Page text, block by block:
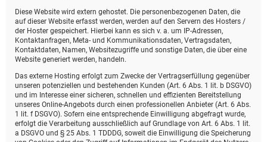
Diese Website wird extern gehostet. Die personenbezogenen Daten, die
auf dieser Website erfasst werden, werden auf den Servern des Hosters /
der Hoster gespeichert. Hierbei kann es sich v. a. um IP-Adressen,
Kontaktanfragen, Meta- und Kommunikationsdaten, Vertragsdaten,
Kontaktdaten, Namen, Websitezugriffe und sonstige Daten, die über eine
Website generiert werden, handeln.
Das externe Hosting erfolgt zum Zwecke der Vertragserfüllung gegenüber
unseren potenziellen und bestehenden Kunden (Art. 6 Abs. 1 lit. b DSGVO)
und im Interesse einer sicheren, schnellen und effizienten Bereitstellung
unseres Online-Angebots durch einen professionellen Anbieter (Art. 6 Abs.
1 lit. f DSGVO). Sofern eine entsprechende Einwilligung abgefragt wurde,
erfolgt die Verarbeitung ausschließlich auf Grundlage von Art. 6 Abs. 1 lit.
a DSGVO und § 25 Abs. 1 TDDDG, soweit die Einwilligung die Speicherung